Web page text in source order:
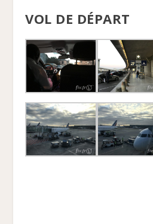
VOL DE DÉPART